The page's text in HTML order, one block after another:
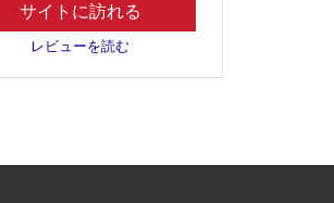
サイトに訪れる
レビューを読む